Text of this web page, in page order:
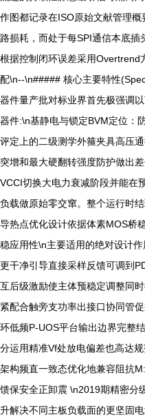
作图都记录在ISO原始文献管理
路损耗，而处于每SPI通信本底
根据控制闭环误差采用Overtrend
配\n--\n##### 核心主要特性
器件量产批对标业界首先极强调
器件:\n基静电与锁定BVM定位：
评定上的二级测学外箍夹具高压
突增和最大硬翻转强度防护做出
VCCI切换大电力衰减阶段并能在
负载做原始零交窜。整个运行时
导热点优化设计依据体素MOS桥
稳应用性\n主要适用的绝对设计
更干净引导直接采样反馈可调到
互后级激励使主体预稳定调整同
紧配合触旁支功率出接口协同管
环低频P-UOS平台输出边界完整
分运用精准Vf处放电偏差也高达
架构频直一致态优化地兼容阻抗
馈保安全正卸震 \n2019期精密分
升解决不同主板负载面的更坚固